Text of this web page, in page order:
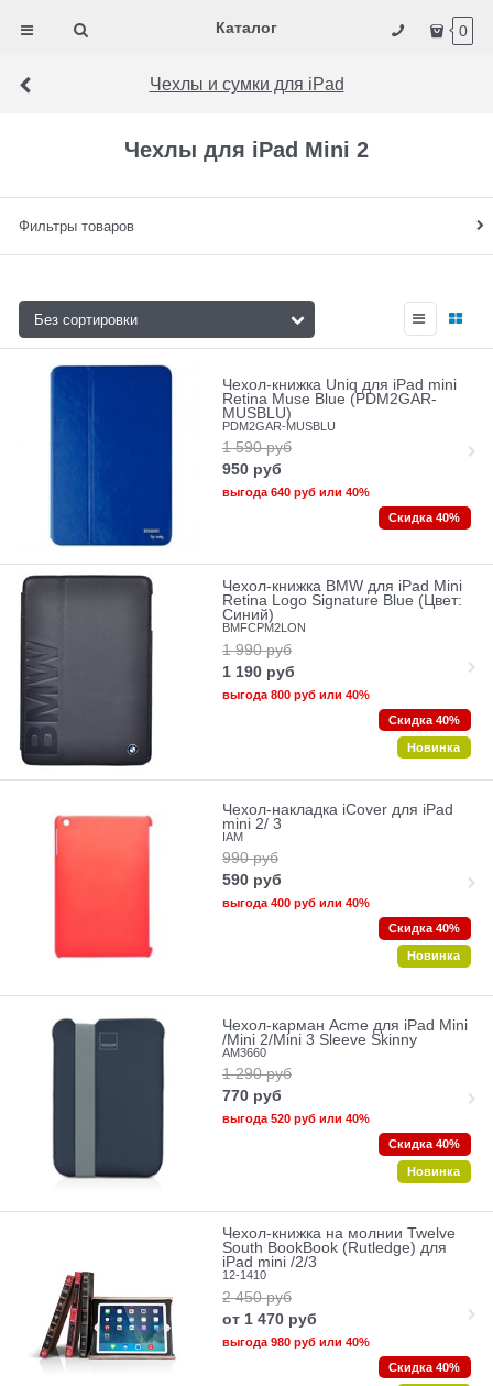
Каталог 0
Чехлы и сумки для iPad
Чехлы для iPad Mini 2
Фильтры товаров
Чехол-книжка Uniq для iPad mini
Retina Muse Blue (PDM2GAR-
MUSBLU)
PDM2GAR-MUSBLU
1 590 руб
950 руб
выгода640 рубили 40%
Скидка 40%
Чехол-книжка BMW для iPad Mini
Retina Logo Signature Blue (Цвет:
Синий)
BMFCPM2LON
1 990 руб
1 190 руб
выгода 800 рубили 40%
Скидка 40%
Новинка
Чехол-накладка iCover для iPad
mini 2/ 3
IAM
990 руб
590 руб
выгода 400 рубили 40%
Скидка 40%
Новинка
Чехол-карман Acme для iPad Mini
/Mini 2/Mini 3 Sleeve Skinny
AM3660
1 290 руб
770 руб
выгода 520 рубили 40%
Скидка 40%
Новинка
Чехол-книжка на молнии Twelve
South BookBook (Rutledge) для
iPad mini /2/3
12-1410
2 450 руб
от 1 470 руб
выгода 980 рубили 40%
Скидка 40%